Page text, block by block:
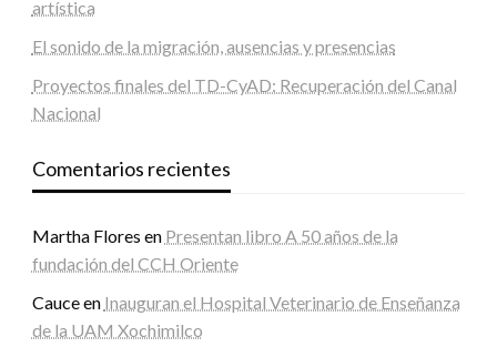
artística
El sonido de la migración, ausencias y presencias
Proyectos finales del TD-CyAD: Recuperación del Canal
Nacional
Comentarios recientes
Martha Flores en Presentan libro A 50 años de la
fundación del CCH Oriente
Cauceen Inauguran el Hospital Veterinario de Enseñanza
de la UAM Xochimilco